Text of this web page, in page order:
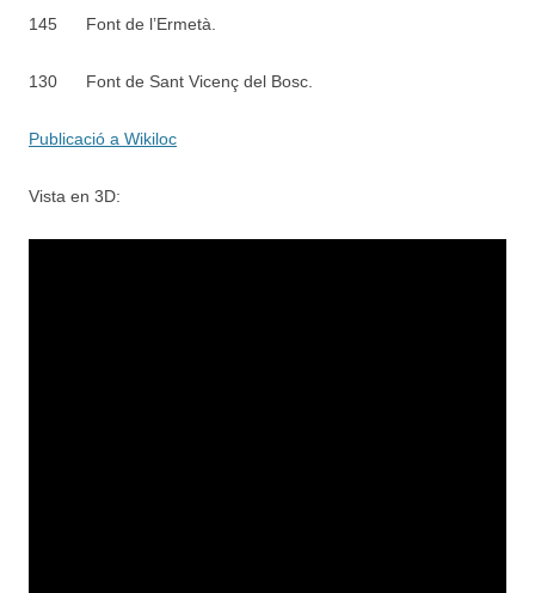
145 Font de l’Ermetà.
130 Font de Sant Vicenç del Bosc.
Publicació a Wikiloc
Vista en 3D: